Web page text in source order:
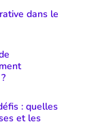
dans le
: quelles
et les